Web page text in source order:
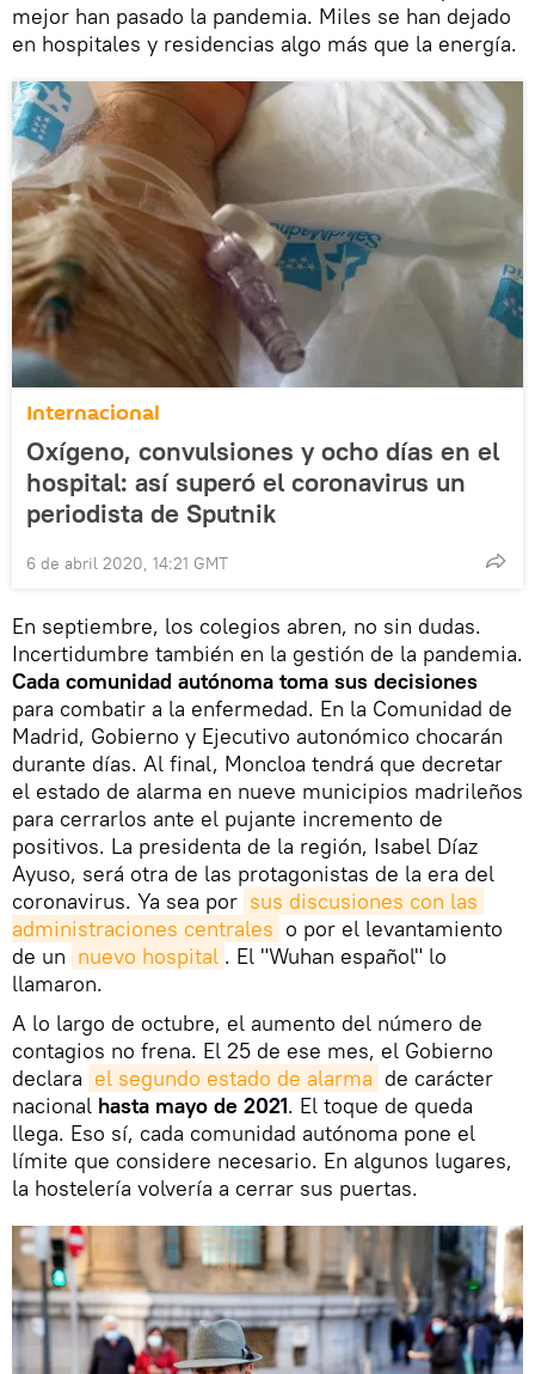
mejor han pasado la pandemia. Miles se han dejado
en hospitales y residencias algo más que la energía.
Internacional
Oxígeno, convulsiones y ocho días en el
hospital: así superó el coronavirus un
periodista de Sputnik
6 de abril 2020, 14:21 GMT
En septiembre, los colegios abren, no sin dudas.
Incertidumbre también en la gestión de la pandemia.
Cada comunidad autónoma toma sus decisiones
para combatir a la enfermedad. En la Comunidad de
Madrid, Gobierno y Ejecutivo autonómico chocarán
durante días. Al final, Moncloa tendrá que decretar
el estado de alarma en nueve municipios madrileños
para cerrarlos ante el pujante incremento de
positivos. La presidenta de la región, Isabel Díaz
Ayuso, será otra de las protagonistas de la era del
coronavirus. Ya sea por sus discusiones con las
administraciones centrales o por el levantamiento
de un nuevo hospital . El "Wuhan español" lo
llamaron.
A lo largo de octubre, el aumento del número de
contagios no frena. El 25 de ese mes, el Gobierno
declara el segundo estado de alarma de carácter
nacional hasta mayo de 2021. El toque de queda
llega. Eso sí, cada comunidad autónoma pone el
límite que considere necesario. En algunos lugares,
la hostelería volvería a cerrar sus puertas.